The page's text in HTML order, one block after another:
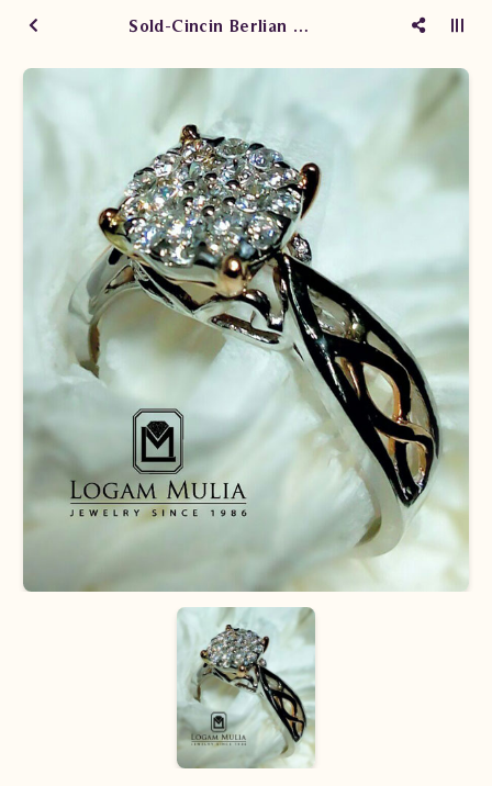
Sold-Cincin Berlian Wanita DVW.SR974 DSN